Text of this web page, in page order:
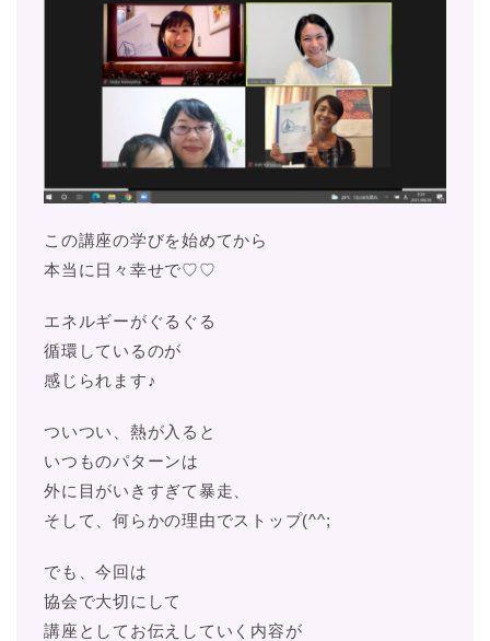
この講座の学びを始めてから
本当に日々幸せで♡♡
エネルギーがぐるぐる
循環しているのが
感じられます♪
ついつい、熱が入ると
いつものパターンは
外に目がいきすぎて暴走、
そして、何らかの理由でストップ(^^;
でも、今回は
協会で大切にして
講座としてお伝えしていく内容が